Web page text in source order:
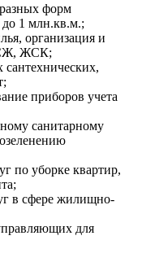
форм
1 млн.кв.м.;
организация и
ЖСК;
сантехнических,
приборов учета
санитарному
по уборке квартир,
в сфере жилищно-
для